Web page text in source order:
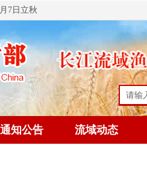
7日立秋
通知公告 流域动态